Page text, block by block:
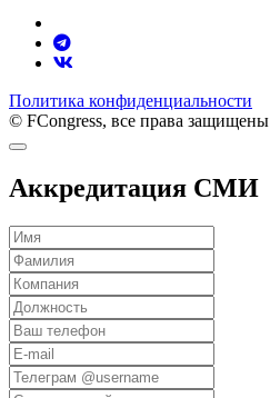
Политика конфиденциальности
© FCongress, все права защищены
Аккредитация СМИ